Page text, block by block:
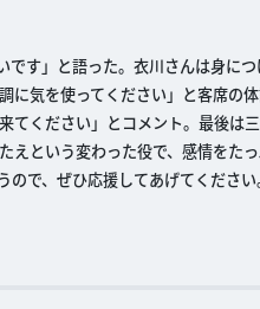
です」と語った。衣川さんは身に
に気を使ってください」と客席の
てください」とコメント。最後は
えという変わった役で、感情をた
ので、ぜひ応援してあげてくださ